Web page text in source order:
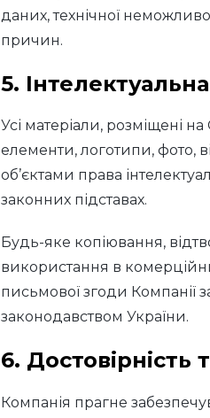
даних, технічної
причин.
5.
Усі матеріали, розміщені
елементи, логотипи, фото,
об’єктами права
законних підставах.
Будь-яке копіювання,
використання в
письмової згоди Компанії
законодавством України.
6. Достовірність
Компанія прагне